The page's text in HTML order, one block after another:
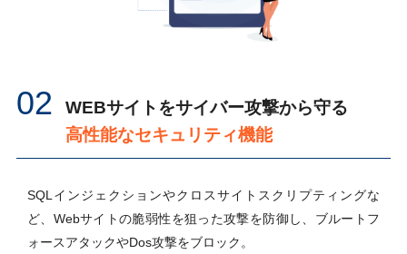
02
WEBサイトをサイバー攻撃から守る
高性能なセキュリティ機能
SQLインジェクションやクロスサイトスクリプティングな
ど、Webサイトの脆弱性を狙った攻撃を防御し、ブルートフ
ォースアタックやDos攻撃をブロック。